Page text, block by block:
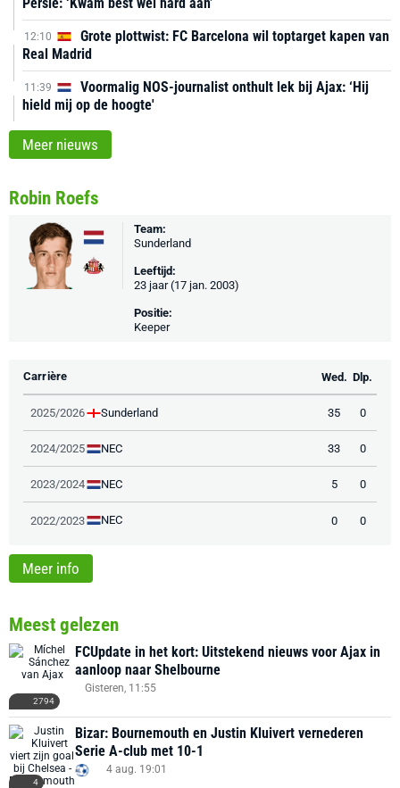
12:10
Grote plottwist: FC Barcelona wil toptarget kapen van
Real Madrid
11:39
Voormalig NOS-journalist onthult lek bij Ajax: ‘Hij
hield mij op de hoogte'
Meer nieuws
Robin Roefs
Team:
Sunderland
Leeftijd:
23 jaar (17 jan. 2003)
Positie:
Keeper
Carrière Wed. Dlp.
2025/2026 Sunderland 35 0
2024/2025 NEC 33 0
2023/2024 NEC 5 0
2022/2023 NEC 0 0
Meer info
Meest gelezen
2794
FCUpdate in het kort: Uitstekend nieuws voor Ajax in
aanloop naar Shelbourne
Gisteren, 11:55
4
Bizar: Bournemouth en Justin Kluivert vernederen
Serie A-club met 10-1
4 aug. 19:01